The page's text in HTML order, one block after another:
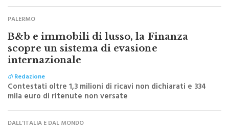
Altre notizie su monrealepress
PALERMO
B&b e immobili di lusso, la Finanza
scopre un sistema di evasione
internazionale
diRedazione
Contestati oltre 1,3 milioni di ricavi non dichiarati e 334
mila euro di ritenute non versate